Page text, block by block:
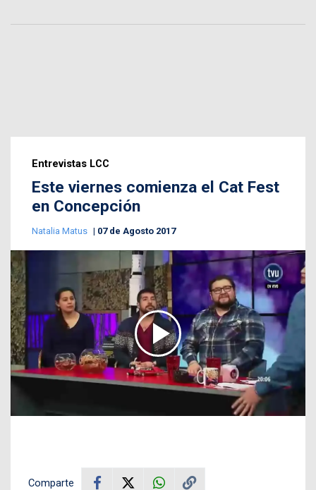
Entrevistas LCC
Este viernes comienza el Cat Fest
en Concepción
Natalia Matus 07 de Agosto 2017
Comparte